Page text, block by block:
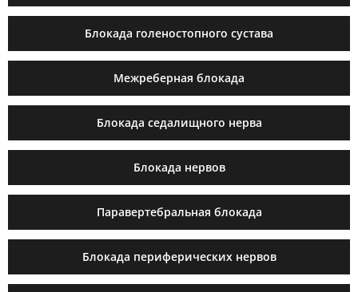
Блокада голеностопного сустава
Межреберная блокада
Блокада седалищного нерва
Блокада нервов
Паравертебральная блокада
Блокада периферических нервов